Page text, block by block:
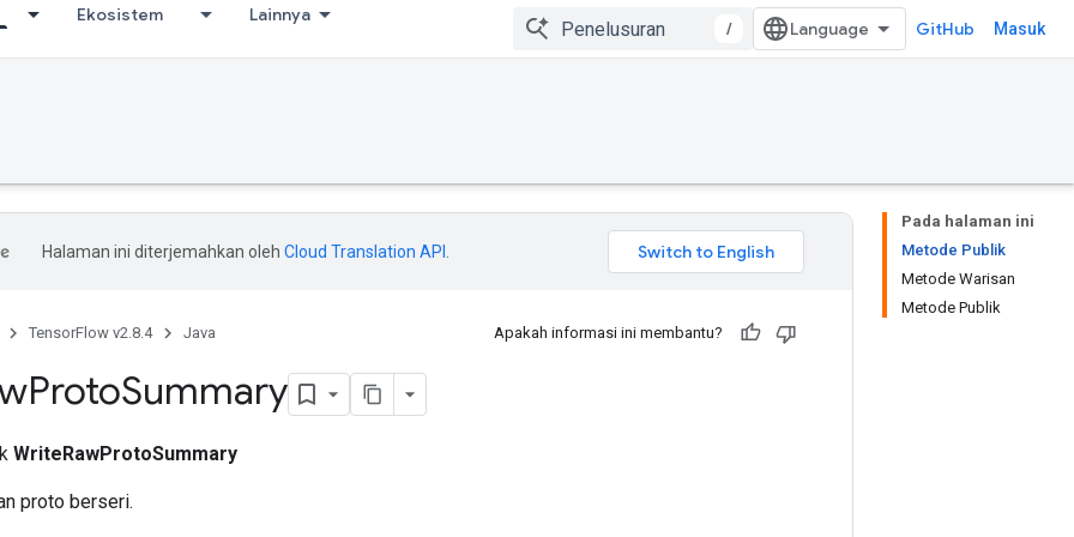
Ekosistem Lainnya
/ GitHub Masuk
Pada halaman ini
Metode Publik
Metode Warisan
Metode Publik
Halaman ini diterjemahkan oleh Cloud Translation API
TensorFlow v2.8.4 Java Apakah informasi ini membantu?
ProtoSummary
WriteRawProtoSummary
proto berseri.